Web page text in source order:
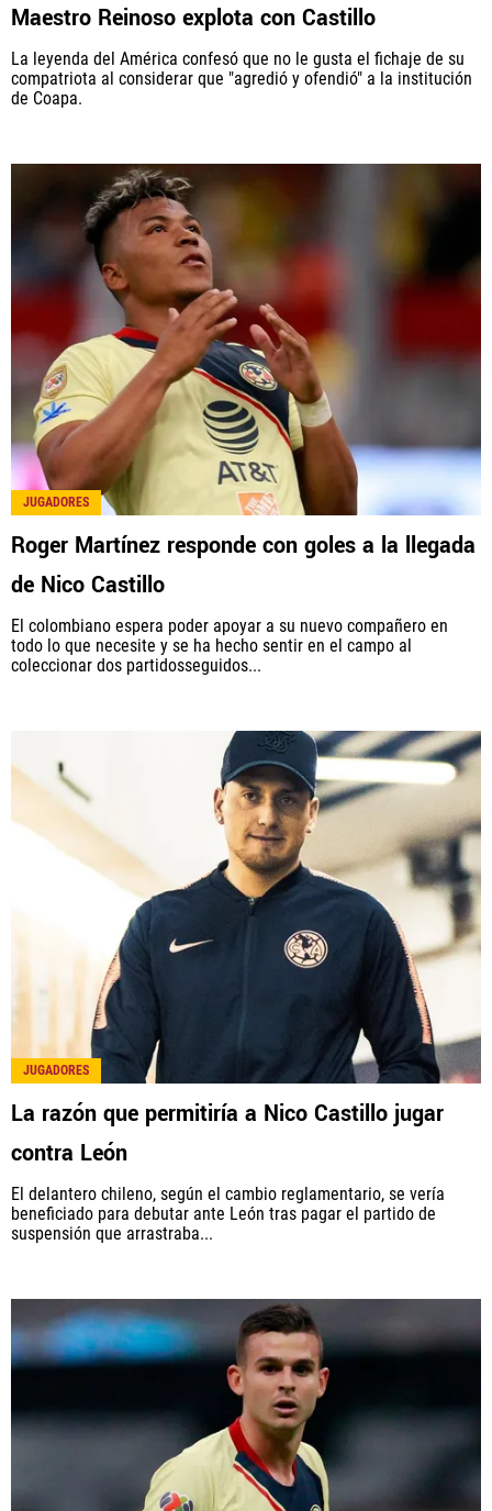
Maestro Reinoso explota con Castillo
La leyenda del América confesó que no le gusta el fichaje de su
compatriota al considerar que "agredió y ofendió" a la institución
de Coapa.
JUGADORES
Roger Martínez responde con goles a la llegada
de Nico Castillo
El colombiano espera poder apoyar a su nuevo compañero en
todo lo que necesite y se ha hecho sentir en el campo al
coleccionar dos partidosseguidos...
JUGADORES
La razón que permitiría a Nico Castillo jugar
contra León
El delantero chileno, según el cambio reglamentario, se vería
beneficiado para debutar ante León tras pagar el partido de
suspensión que arrastraba...